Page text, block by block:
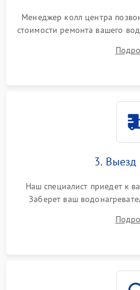
Менеджер колл центра
стоимости ремонта вашего
3. Выезд
Наш специалист приедет к
Заберет ваш